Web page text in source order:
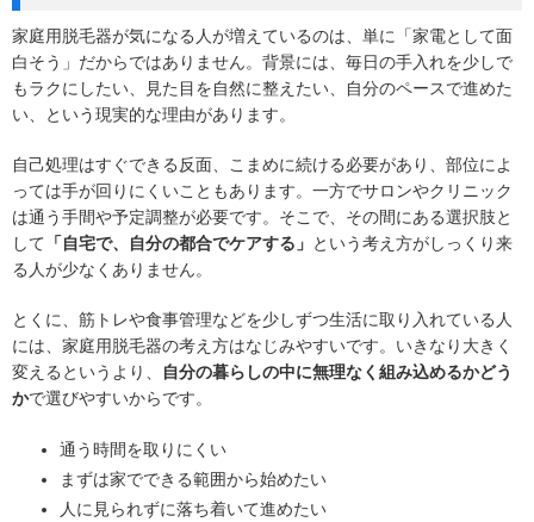
家庭用脱毛器が気になる人が増えているのは、単に「家電として面
白そう」だからではありません。背景には、毎日の手入れを少しで
もラクにしたい、見た目を自然に整えたい、自分のペースで進めた
い、という現実的な理由があります。
自己処理はすぐできる反面、こまめに続ける必要があり、部位によ
っては手が回りにくいこともあります。一方でサロンやクリニック
は通う手間や予定調整が必要です。そこで、その間にある選択肢と
して 「自宅で、自分の都合でケアする」 という考え方がしっくり来
る人が少なくありません。
とくに、筋トレや食事管理などを少しずつ生活に取り入れている人
には、家庭用脱毛器の考え方はなじみやすいです。いきなり大きく
変えるというより、
自分の暮らしの中に無理なく組み込めるかどう
かで選びやすいからです。
通う時間を取りにくい
まずは家でできる範囲から始めたい
人に見られずに落ち着いて進めたい